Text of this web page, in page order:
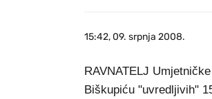
15:42, 09. srpnja 2008.
RAVNATELJ
Biškupiću "uvredljivih"